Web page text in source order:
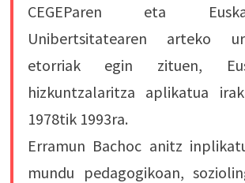
CEGEParen eta
Unibertsitatearen arteko
etorriak egin zituen,
hizkuntzalaritza aplikatua
1978tik 1993ra.
Erramun Bachoc anitz
mundu pedagogikoan,